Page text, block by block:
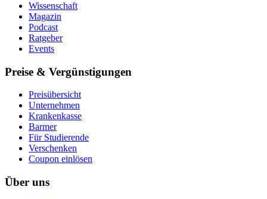
Wissenschaft
Magazin
Podcast
Ratgeber
Events
Preise & Vergünstigungen
Preisübersicht
Unternehmen
Krankenkasse
Barmer
Für Studierende
Ver­schen­ken
Coupon einlösen
Über uns